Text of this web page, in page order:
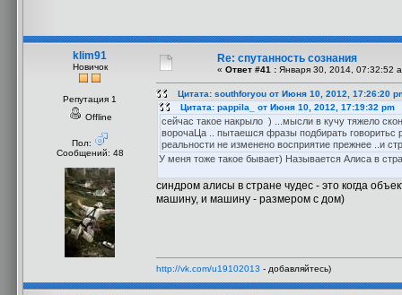
klim91
Новичок
Репутация 1
Offline
Пол:
Сообщений: 48
Re: спутанность сознания
« Ответ #41 : Января 30, 2014, 07:32:52
Цитата: southforyou от Июня 10, 2012, 17:26:20
Цитата: pappila_ от Июня 10, 2012, 17:19:32 pm
сейчас такое накрыло ) ...мысли в кучу тяжело
ворочаЦа .. пытаешся фразы подбирать говоритьс
реальности не изменено восприятие прежнее ..и
У меня тоже такое бывает) Называется Алиса в
синдром алисы в стране чудес - это когда
машину, и машину - размером с дом)
http://vk.com/u19102013 - добавляйтесь)